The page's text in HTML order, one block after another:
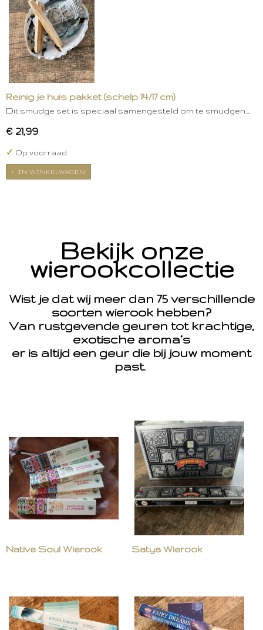
Reinig je huis pakket (schelp 14/17 cm)
Dit smudge set is speciaal samengesteld om te smudgen.…
€ 21,99
✓ Op voorraad
IN WINKELWAGEN
Bekijk onze
wierookcollectie
Wist je dat wij meer dan 75 verschillende
soorten wierook hebben?
Van rustgevende geuren tot krachtige,
exotische aroma’s
er is altijd een geur die bij jouw moment
past.
Native Soul Wierook Satya Wierook